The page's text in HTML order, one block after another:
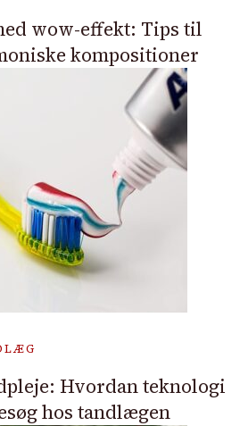
wow-effekt: Tips til
kompositioner
Hvordan teknologi
hos tandlægen